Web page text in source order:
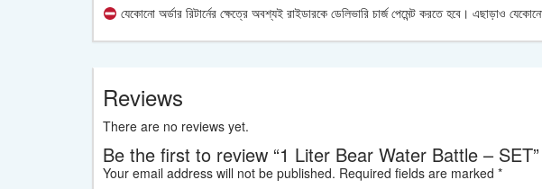
যেকোনো অর্ডার রিটার্নের ক্ষেত্রে অবশ্যই রাইডারকে ডেলিভারি চার্জ পেমেন্ট করতে হবে। এছাড়াও
Reviews
There are no reviews yet.
Be the first to review “1 Liter Bear Water Battle – SET”
Your email address will not be published. Required fields are marked *